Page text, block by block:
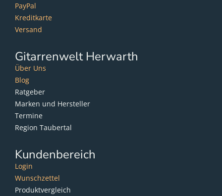
PayPal
Kreditkarte
Versand
Gitarrenwelt Herwarth
Über Uns
Blog
Ratgeber
Marken und Hersteller
Termine
Region Taubertal
Kundenbereich
Login
Wunschzettel
Produktvergleich